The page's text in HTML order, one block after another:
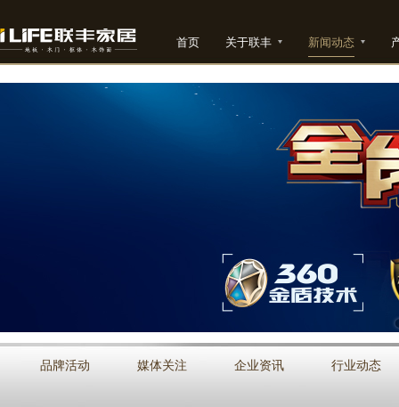
首页 关于联丰 新闻动态
品牌活动 媒体关注 企业资讯 行业动态